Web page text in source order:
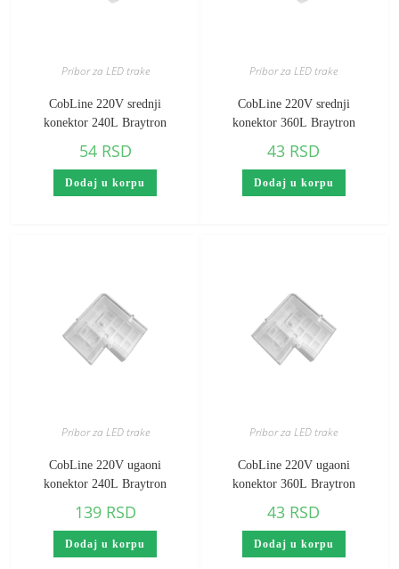
Pribor za LED trake
CobLine 220V srednji
konektor 240L Braytron
54 RSD
Dodaj u korpu
Pribor za LED trake
CobLine 220V srednji
konektor 360L Braytron
43 RSD
Dodaj u korpu
Pribor za LED trake
CobLine 220V ugaoni
konektor 240L Braytron
139 RSD
Dodaj u korpu
Pribor za LED trake
CobLine 220V ugaoni
konektor 360L Braytron
43 RSD
Dodaj u korpu